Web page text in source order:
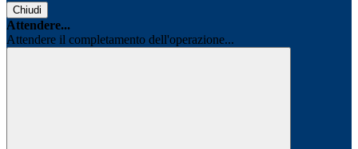
Chiudi
Attendere...
Attendere il completamento dell'operazione...